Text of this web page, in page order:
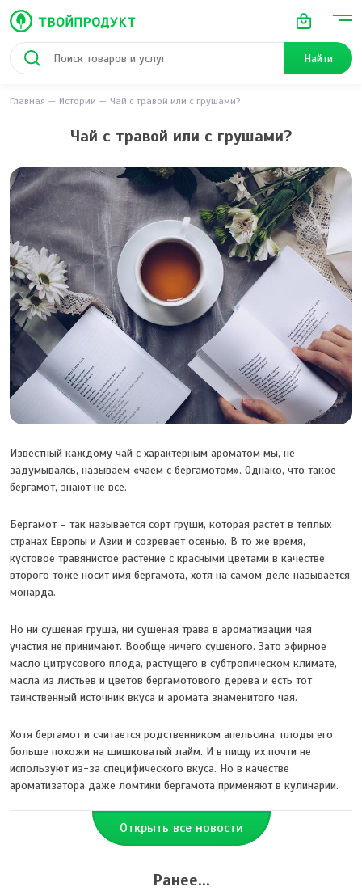
Найти
Главная Истории Чай с травой или с грушами?
Чай с травой или с грушами?
Известный каждому чай с характерным ароматом мы, не
задумываясь, называем «чаем с бергамотом». Однако, что такое
бергамот, знают не все.
Бергамот – так называется сорт груши, которая растет в теплых
странах Европы и Азии и созревает осенью. В то же время,
кустовое травянистое растение с красными цветами в качестве
второго тоже носит имя бергамота, хотя на самом деле называется
монарда.
Но ни сушеная груша, ни сушеная трава в ароматизации чая
участия не принимают. Вообще ничего сушеного. Зато эфирное
масло цитрусового плода, растущего в субтропическом климате,
масла из листьев и цветов бергамотового дерева и есть тот
таинственный источник вкуса и аромата знаменитого чая.
Хотя бергамот и считается родственником апельсина, плоды его
больше похожи на шишковатый лайм. И в пищу их почти не
используют из-за специфического вкуса. Но в качестве
ароматизатора даже ломтики бергамота применяют в кулинарии.
Открыть все новости
Ранее...